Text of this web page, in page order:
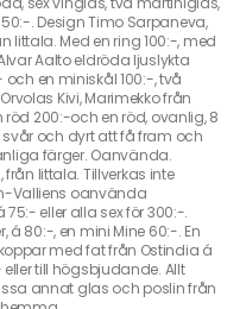
. Design Timo Sarpaneva,
Iittala. Med en ring 100:-, med
Aalto eldröda ljuslykta
och en miniskål 100:-, två
Kivi, Marimekko från
röd 200:-och en röd, ovanlig, 8
svår och dyrt att få fram och
färger. Oanvända.
från Iittala. Tillverkas inte
Valliens oanvända
eller alla sex för 300:-.
á 80:-, en mini Mine 60:-. En
med fat från Ostindia á
till högsbjudande. Allt
annat glas och poslin från